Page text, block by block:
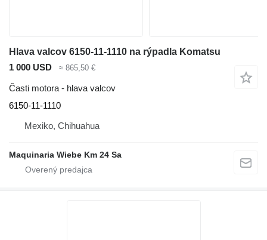
Hlava valcov 6150-11-1110 na rýpadla Komatsu
1 000 USD
≈ 865,50 €
Časti motora - hlava valcov
6150-11-1110
Mexiko, Chihuahua
Maquinaria Wiebe Km 24 Sa